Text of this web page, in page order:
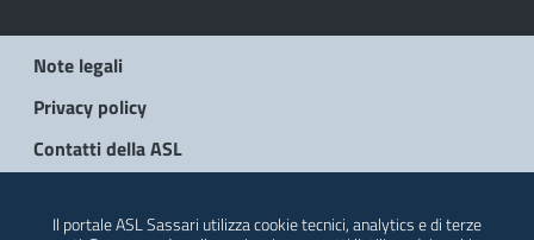
Note legali
Privacy policy
Contatti della ASL
Il portale ASL Sassari utilizza cookie tecnici, analytics e di terze